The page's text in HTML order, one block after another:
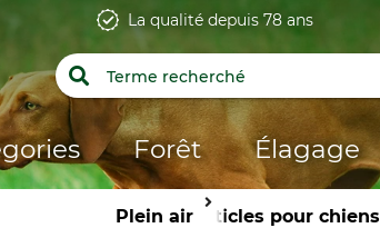
La qualité depuis 78 ans
Forêt Élagage
Plein airArticles pour chiens